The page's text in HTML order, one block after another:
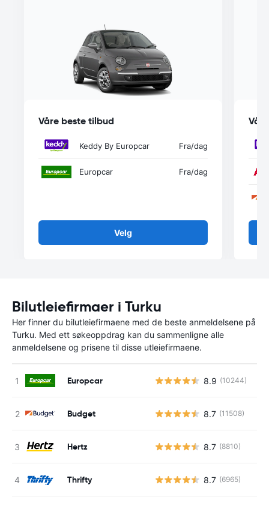
Våre beste tilbud
Keddy By Europcar Fra/dag
Europcar Fra/dag
Velg
Bilutleiefirmaer i Turku
Her finner du bilutleiefirmaene med de beste anmeldelsene på
Turku. Med ett søkeoppdrag kan du sammenligne alle
anmeldelsene og prisene til disse utleiefirmaene.
Europcar 8.9 (10244)
Budget 8.7 (11508)
Hertz 8.7 (8810)
Thrifty 8.7 (6965)